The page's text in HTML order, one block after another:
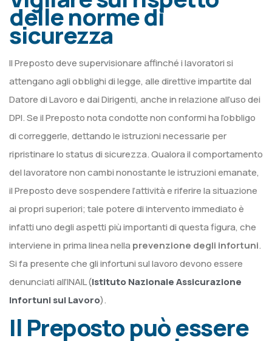
delle norme di
sicurezza
Il Preposto deve supervisionare affinché i lavoratori si
attengano agli obblighi di legge, alle direttive impartite dal
Datore di Lavoro e dai Dirigenti, anche in relazione all’uso dei
DPI. Se il Preposto nota condotte non conformi ha l’obbligo
di correggerle, dettando le istruzioni necessarie per
ripristinare lo status di sicurezza. Qualora il comportamento
del lavoratore non cambi nonostante le istruzioni emanate,
il Preposto deve sospendere l’attività e riferire la situazione
ai propri superiori; tale potere di intervento immediato è
infatti uno degli aspetti più importanti di questa figura, che
interviene in prima linea nella prevenzione degli infortuni.
Si fa presente che gli infortuni sul lavoro devono essere
denunciati all’INAIL (Istituto Nazionale Assicurazione
Infortuni sul Lavoro).
Il Preposto può essere